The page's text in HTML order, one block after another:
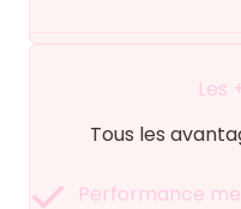
Les
Tous les
Performance